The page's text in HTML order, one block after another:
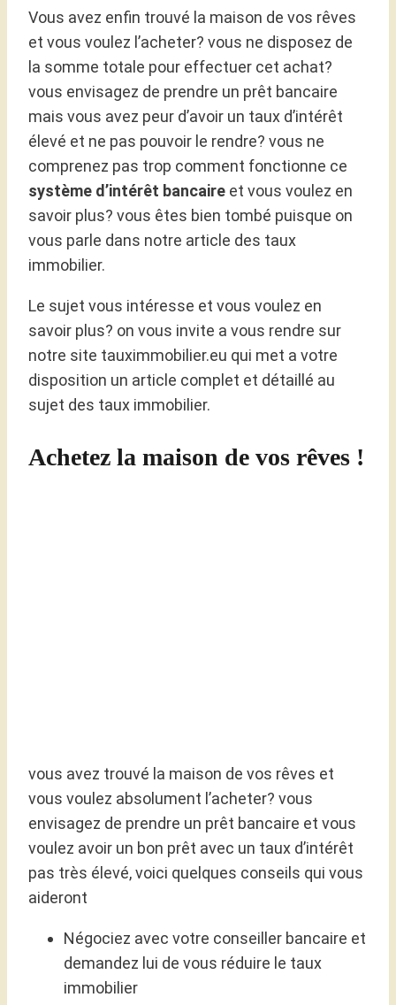
Vous avez enfin trouvé la maison de vos rêves
et vous voulez l’acheter? vous ne disposez de
la somme totale pour effectuer cet achat?
vous envisagez de prendre un prêt bancaire
mais vous avez peur d’avoir un taux d’intérêt
élevé et ne pas pouvoir le rendre? vous ne
comprenez pas trop comment fonctionne ce
système d’intérêt bancaire et vous voulez en
savoir plus? vous êtes bien tombé puisque on
vous parle dans notre article des taux
immobilier.
Le sujet vous intéresse et vous voulez en
savoir plus? on vous invite a vous rendre sur
notre site tauximmobilier.eu qui met a votre
disposition un article complet et détaillé au
sujet des taux immobilier.
Achetez la maison de vos rêves !
vous avez trouvé la maison de vos rêves et
vous voulez absolument l’acheter? vous
envisagez de prendre un prêt bancaire et vous
voulez avoir un bon prêt avec un taux d’intérêt
pas très élevé, voici quelques conseils qui vous
aideront
Négociez avec votre conseiller bancaire et
demandez lui de vous réduire le taux
immobilier